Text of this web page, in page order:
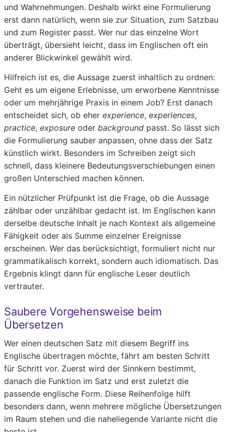
und Wahrnehmungen. Deshalb wirkt eine Formulierung
erst dann natürlich, wenn sie zur Situation, zum Satzbau
und zum Register passt. Wer nur das einzelne Wort
überträgt, übersieht leicht, dass im Englischen oft ein
anderer Blickwinkel gewählt wird.
Hilfreich ist es, die Aussage zuerst inhaltlich zu ordnen:
Geht es um eigene Erlebnisse, um erworbene Kenntnisse
oder um mehrjährige Praxis in einem Job? Erst danach
entscheidet sich, ob eher experience, experiences,
practice, exposure oder background passt. So lässt sich
die Formulierung sauber anpassen, ohne dass der Satz
künstlich wirkt. Besonders im Schreiben zeigt sich
schnell, dass kleinere Bedeutungsverschiebungen einen
großen Unterschied machen können.
Ein nützlicher Prüfpunkt ist die Frage, ob die Aussage
zählbar oder unzählbar gedacht ist. Im Englischen kann
derselbe deutsche Inhalt je nach Kontext als allgemeine
Fähigkeit oder als Summe einzelner Ereignisse
erscheinen. Wer das berücksichtigt, formuliert nicht nur
grammatikalisch korrekt, sondern auch idiomatisch. Das
Ergebnis klingt dann für englische Leser deutlich
vertrauter.
Saubere Vorgehensweise beim
Übersetzen
Wer einen deutschen Satz mit diesem Begriff ins
Englische übertragen möchte, fährt am besten Schritt
für Schritt vor. Zuerst wird der Sinnkern bestimmt,
danach die Funktion im Satz und erst zuletzt die
passende englische Form. Diese Reihenfolge hilft
besonders dann, wenn mehrere mögliche Übersetzungen
im Raum stehen und die naheliegende Variante nicht die